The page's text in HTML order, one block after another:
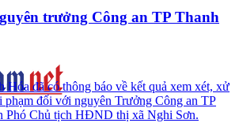
trưởng Công an TP Thanh
đã có thông báo về kết quả xem xét, xử
đối với nguyên Trưởng Công an TP
Phó Chủ tịch HĐND thị xã Nghi Sơn.